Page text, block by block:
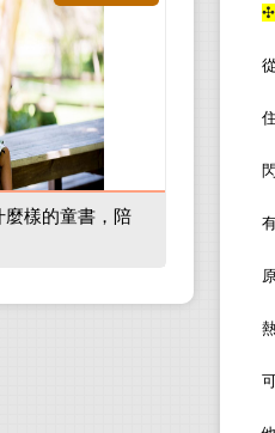
✣
麼樣的童書，陪